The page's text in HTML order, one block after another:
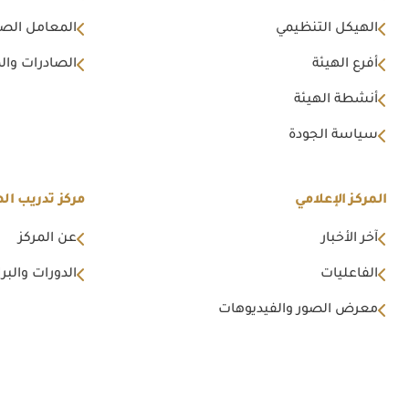
الهيكل التنظيمي
أفرع الهيئة
أنشطة الهيئة
سياسة الجودة
المعامل
الصادرات
المركز الإعلامي
آخر الأخبار
الفاعليات
معرض الصور والفيديوهات
مركز تدريب
عن المركز
الدورات